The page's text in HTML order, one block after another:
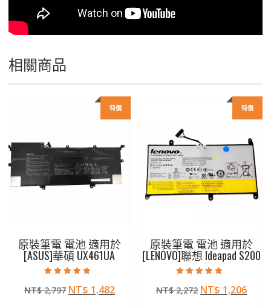
相關商品
特價
原裝筆電 電池 適用於
[ASUS]華碩 UX461UA
5.00
滿分 5
NT$2,797 原
NT$ 1,482目
特價
原裝筆電 電池 適用於
[LENOVO]聯想 Ideapad S200
5.00
滿分 5
NT$2,272 原
NT$ 1,206目